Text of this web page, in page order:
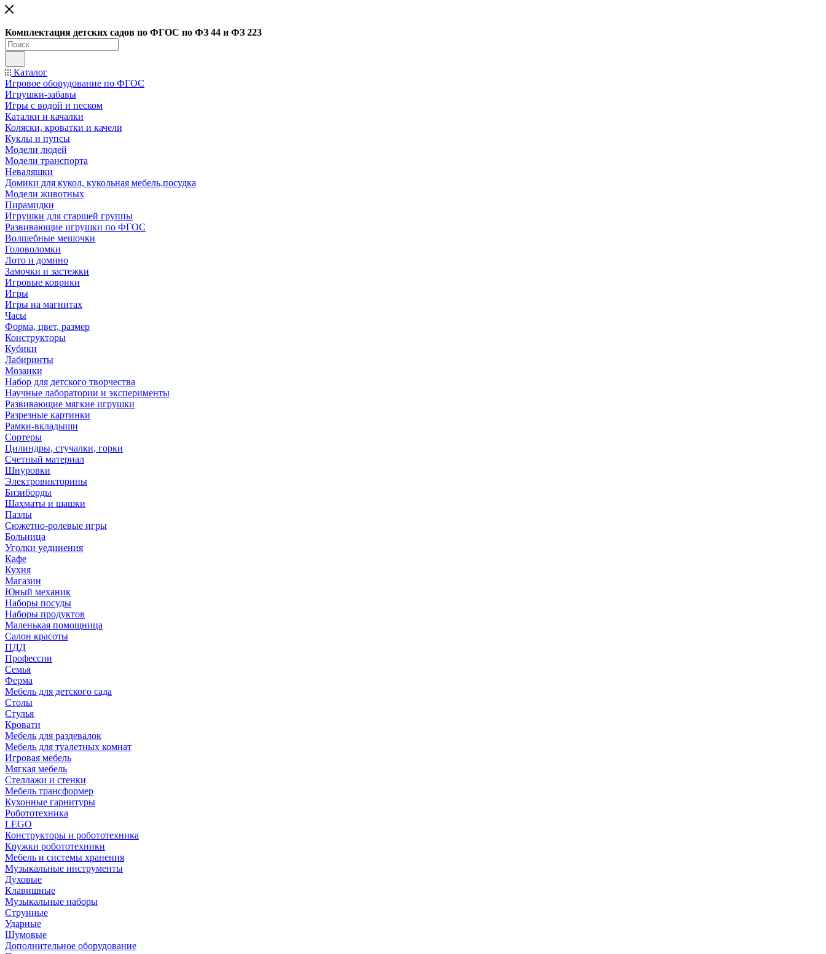
Комплектация детских садов по ФГОC по ФЗ 44 и ФЗ 223
Каталог
Игровое оборудование по ФГОС
Игрушки-забавы
Игры с водой и песком
Каталки и качалки
Коляски, кроватки и качели
Куклы и пупсы
Модели людей
Модели транспорта
Неваляшки
Домики для кукол, кукольная мебель,посудка
Модели животных
Пирамидки
Игрушки для старшей группы
Развивающие игрушки по ФГОС
Волшебные мешочки
Головоломки
Лото и домино
Замочки и застежки
Игровые коврики
Игры
Игры на магнитах
Часы
Форма, цвет, размер
Конструкторы
Кубики
Лабиринты
Мозаики
Набор для детского творчества
Научные лаборатории и эксперименты
Развивающие мягкие игрушки
Разрезные картинки
Рамки-вкладыши
Сортеры
Цилиндры, стучалки, горки
Счетный материал
Шнуровки
Электровикторины
Бизиборды
Шахматы и шашки
Пазлы
Сюжетно-ролевые игры
Больница
Уголки уединения
Кафе
Кухня
Магазин
Юный механик
Наборы посуды
Наборы продуктов
Маленькая помощница
Салон красоты
ПДД
Профессии
Семья
Ферма
Мебель для детского сада
Столы
Cтулья
Кровати
Мебель для раздевалок
Мебель для туалетных комнат
Игровая мебель
Мягкая мебель
Стеллажи и стенки
Мебель трансформер
Кухонные гарнитуры
Робототехника
LEGO
Конструкторы и робототехника
Кружки робототехники
Мебель и системы хранения
Музыкальные инструменты
Духовые
Клавишные
Музыкальные наборы
Струнные
Ударные
Шумовые
Дополнительное оборудование